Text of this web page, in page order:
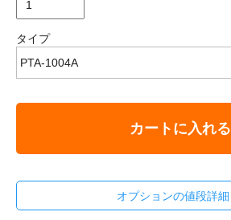
タイプ
カートに入れる
オプションの値段詳細